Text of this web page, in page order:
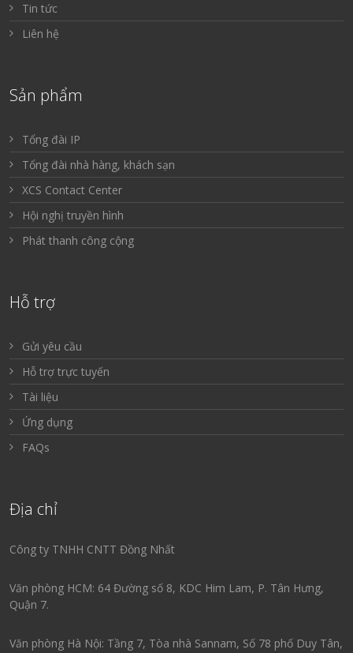
Tin tức
Liên hệ
Sản phẩm
Tổng đài IP
Tổng đài nhà hàng, khách sạn
XCS Contact Center
Hội nghị truyền hình
Phát thanh công cộng
Hỗ trợ
Gửi yêu cầu
Hỗ trợ trực tuyến
Tài liệu
Ứng dụng
FAQs
Địa chỉ
Công ty TNHH CNTT Đồng Nhất
Văn phòng HCM: 64 Đường số 8, KDC Him Lam, P. Tân Hưng,
Quận 7.
Văn phòng Hà Nội: Tầng 7, Tòa nhà Sannam, Số 78 phố Duy Tân,